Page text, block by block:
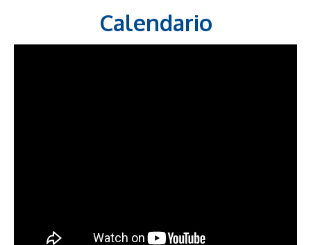
Calendario